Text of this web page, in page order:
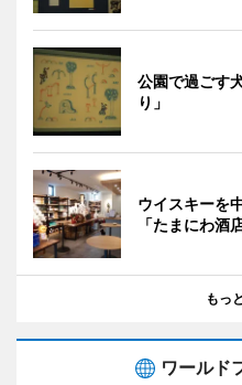
公園で過ごす
り」
ウイスキーを
「たまにわ酒
もっ
ワールド